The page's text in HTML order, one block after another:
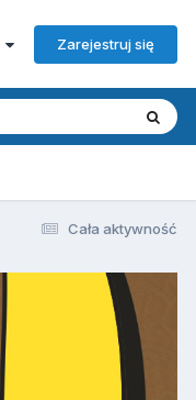
Zarejestruj się
Cała aktywność